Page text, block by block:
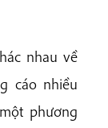
nhau về
cáo nhiều
phương